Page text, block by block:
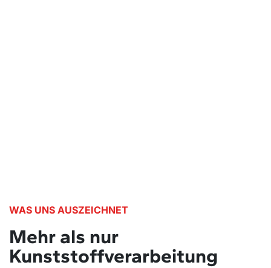
WAS UNS AUSZEICHNET
Mehr als nur
Kunststoffverarbeitung